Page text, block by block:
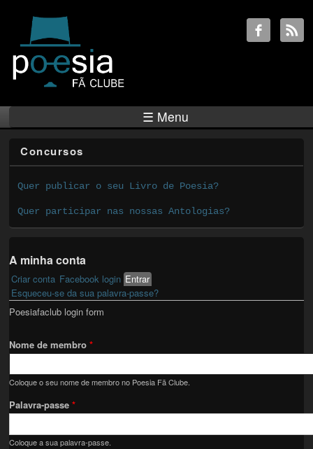
☰ Menu
Concursos
Quer publicar o seu Livro de Poesia?
Quer participar nas nossas Antologias?
A minha conta
Primary tabs
Criar conta Facebook login Entrar(active tab)
Esqueceu-se da sua palavra-passe?
Poesiafaclub login form
Nome de membro*
Coloque o seu nome de membro no Poesia Fã Clube.
Palavra-passe*
Coloque a sua palavra-passe.